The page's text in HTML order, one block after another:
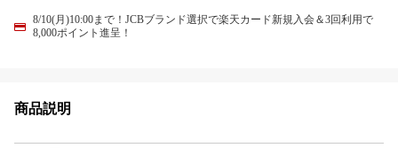
8/10(月)10:00まで！JCBブランド選択で楽天カード新規入会＆3回利用で
8,000ポイント進呈！
商品説明